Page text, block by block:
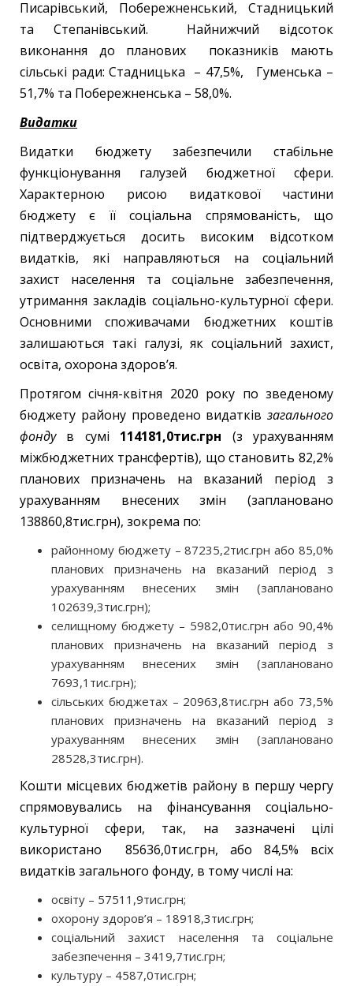
Писарівський, Побережненський, Стадницький
та Степанівський. Найнижчий відсоток
виконання до планових показників мають
сільські ради: Стадницька – 47,5%, Гуменська –
51,7% та Побережненська – 58,0%.
Видатки
Видатки бюджету забезпечили стабільне
функціонування галузей бюджетної сфери.
Характерною рисою видаткової частини
бюджету є її соціальна спрямованість, що
підтверджується досить високим відсотком
видатків, які направляються на соціальний
захист населення та соціальне забезпечення,
утримання закладів соціально-культурної сфери.
Основними споживачами бюджетних коштів
залишаються такі галузі, як соціальний захист,
освіта, охорона здоров’я.
Протягом січня-квітня 2020 року по зведеному
бюджету району проведено видатків загального
фондув сумі 114181,0тис.грн (з урахуванням
міжбюджетних трансфертів), що становить 82,2%
планових призначень на вказаний період з
урахуванням внесених змін (заплановано
138860,8тис.грн), зокрема по:
районному бюджету – 87235,2тис.грн або 85,0%
планових призначень на вказаний період з
урахуванням внесених змін (заплановано
102639,3тис.грн);
селищному бюджету – 5982,0тис.грн або 90,4%
планових призначень на вказаний період з
урахуванням внесених змін (заплановано
7693,1тис.грн);
сільських бюджетах – 20963,8тис.грн або 73,5%
планових призначень на вказаний період з
урахуванням внесених змін (заплановано
28528,3тис.грн).
Кошти місцевих бюджетів району в першу чергу
спрямовувались на фінансування соціально-
культурної сфери, так, на зазначені цілі
використано 85636,0тис.грн, або 84,5% всіх
видатків загального фонду, в тому числі на:
освіту – 57511,9тис.грн;
охорону здоров’я – 18918,3тис.грн;
соціальний захист населення та соціальне
забезпечення – 3419,7тис.грн;
культуру – 4587,0тис.грн;